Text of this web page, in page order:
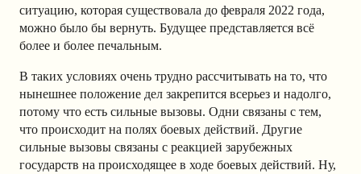
ситуацию, которая существовала до февраля 2022 года,
можно было бы вернуть. Будущее представляется всё
более и более печальным.
В таких условиях очень трудно рассчитывать на то, что
нынешнее положение дел закрепится всерьез и надолго,
потому что есть сильные вызовы. Одни связаны с тем,
что происходит на полях боевых действий. Другие
сильные вызовы связаны с реакцией зарубежных
государств на происходящее в ходе боевых действий. Ну,